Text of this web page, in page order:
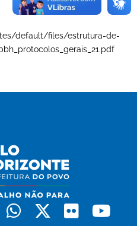
default/files/estrutura-de-
TiktokWhatsapp
X Flickr